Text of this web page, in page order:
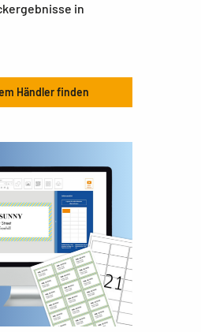
in
Händler finden